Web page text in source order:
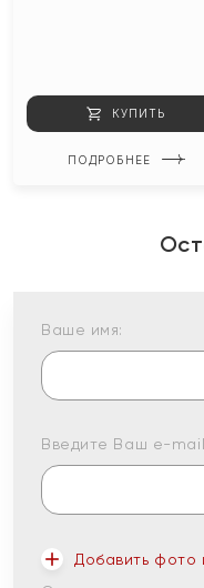
КУПИТЬ
ПОДРОБНЕЕ
Ваше имя:
Введите Ваш e-
Добавить фото